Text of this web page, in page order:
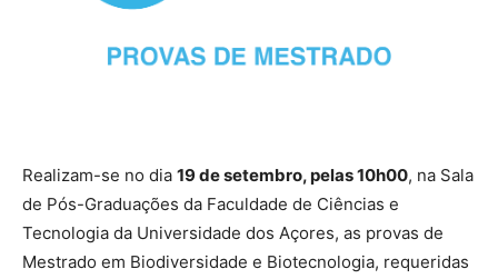
Realizam-se no dia 19 de setembro, pelas 10h00, na Sala
de Pós-Graduações da Faculdade de Ciências e
Tecnologia da Universidade dos Açores, as provas de
Mestrado em Biodiversidade e Biotecnologia, requeridas